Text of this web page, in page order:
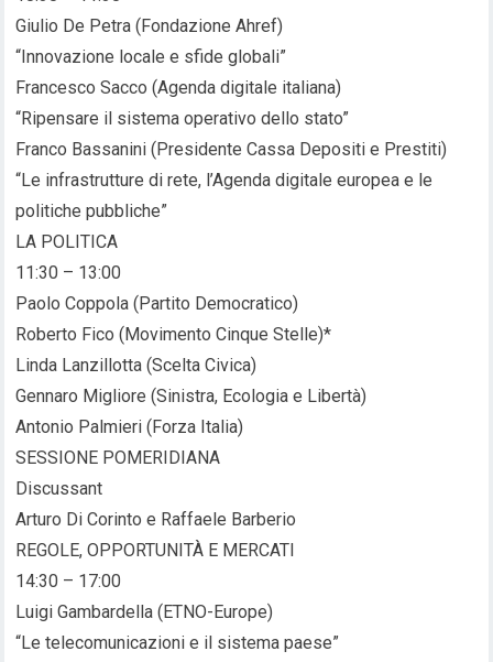
Giulio De Petra (Fondazione Ahref)
“Innovazione locale e sfide globali”
Francesco Sacco (Agenda digitale italiana)
“Ripensare il sistema operativo dello stato”
Franco Bassanini (Presidente Cassa Depositi e Prestiti)
“Le infrastrutture di rete, l’Agenda digitale europea e le
politiche pubbliche”
LA POLITICA
11:30 – 13:00
Paolo Coppola (Partito Democratico)
Roberto Fico (Movimento Cinque Stelle)*
Linda Lanzillotta (Scelta Civica)
Gennaro Migliore (Sinistra, Ecologia e Libertà)
Antonio Palmieri (Forza Italia)
SESSIONE POMERIDIANA
Discussant
Arturo Di Corinto e Raffaele Barberio
REGOLE, OPPORTUNITÀ E MERCATI
14:30 – 17:00
Luigi Gambardella (ETNO-Europe)
“Le telecomunicazioni e il sistema paese”